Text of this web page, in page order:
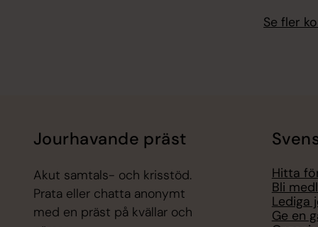
Se fler
Jourhavande präst
Akut samtals- och krisstöd.
Prata eller chatta anonymt
med en präst på kvällar och
Hitta
Bli
Lediga
Ge en